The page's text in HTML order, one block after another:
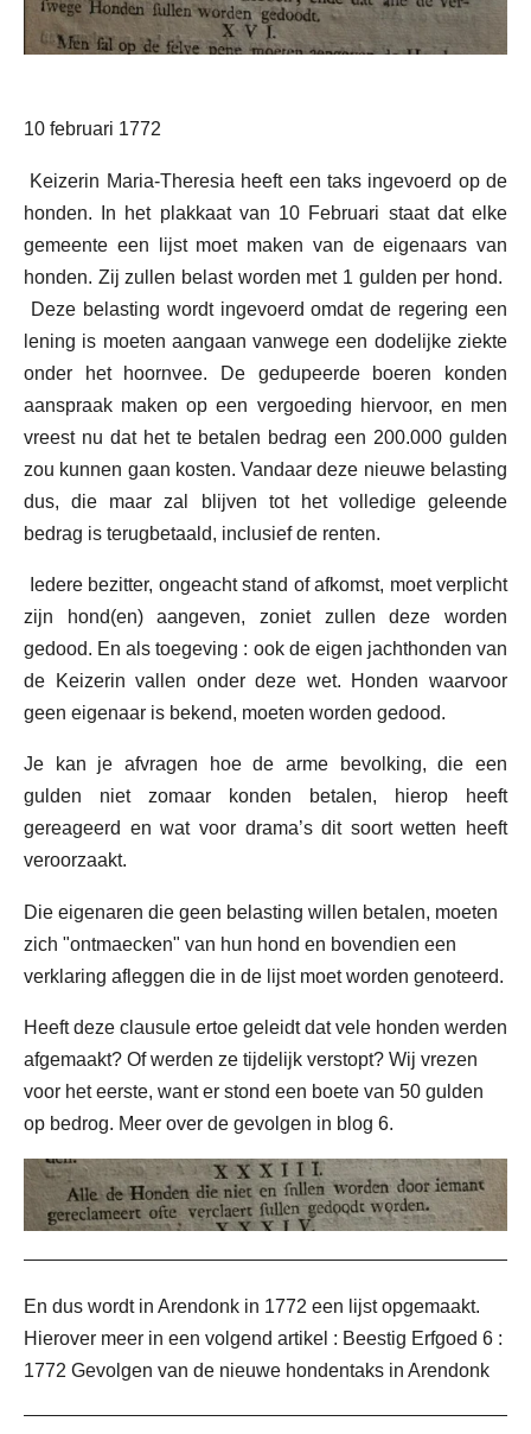
10 februari 1772
Keizerin Maria-Theresia heeft een taks ingevoerd op de
honden. In het plakkaat van 10 Februari staat dat elke
gemeente een lijst moet maken van de eigenaars van
honden. Zij zullen belast worden met 1 gulden per hond.
Deze belasting wordt ingevoerd omdat de regering een
lening is moeten aangaan vanwege een dodelijke ziekte
onder het hoornvee. De gedupeerde boeren konden
aanspraak maken op een vergoeding hiervoor, en men
vreest nu dat het te betalen bedrag een 200.000 gulden
zou kunnen gaan kosten. Vandaar deze nieuwe belasting
dus, die maar zal blijven tot het volledige geleende
bedrag is terugbetaald, inclusief de renten.
Iedere bezitter, ongeacht stand of afkomst, moet verplicht
zijn hond(en) aangeven, zoniet zullen deze worden
gedood. En als toegeving : ook de eigen jachthonden van
de Keizerin vallen onder deze wet. Honden waarvoor
geen eigenaar is bekend, moeten worden gedood.
Je kan je afvragen hoe de arme bevolking, die een
gulden niet zomaar konden betalen, hierop heeft
gereageerd en wat voor drama’s dit soort wetten heeft
veroorzaakt.
Die eigenaren die geen belasting willen betalen, moeten
zich "ontmaecken" van hun hond en bovendien een
verklaring afleggen die in de lijst moet worden genoteerd.
Heeft deze clausule ertoe geleidt dat vele honden werden
afgemaakt? Of werden ze tijdelijk verstopt? Wij vrezen
voor het eerste, want er stond een boete van 50 gulden
op bedrog. Meer over de gevolgen in blog 6.
En dus wordt in Arendonk in 1772 een lijst opgemaakt.
Hierover meer in een volgend artikel : Beestig Erfgoed 6 :
1772 Gevolgen van de nieuwe hondentaks in Arendonk